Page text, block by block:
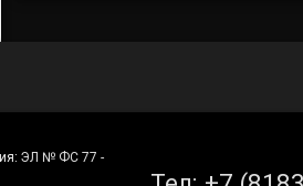
ЭЛ № ФС 77 -